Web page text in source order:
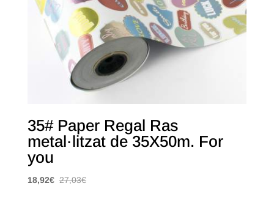
35# Paper Regal Ras
metal·litzat de 35X50m. For
you
18,92€ 27,03€